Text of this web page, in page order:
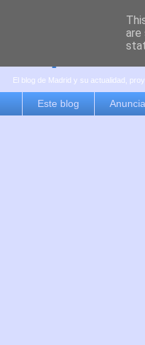
es por
El blog de Madrid y su actualidad,
Este blog
are